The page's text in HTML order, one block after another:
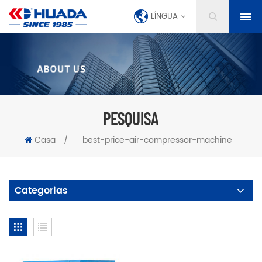
LÍNGUA
PESQUISA
Casa / best-price-air-compressor-machine
Categorias